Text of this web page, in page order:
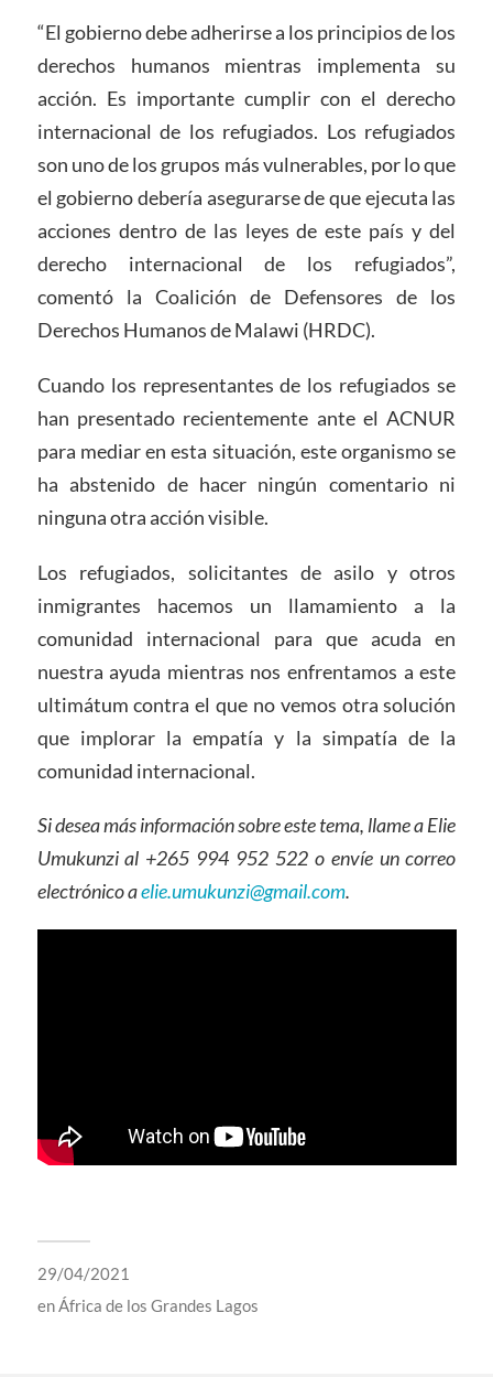
“El gobierno debe adherirse a los principios de los
derechos humanos mientras implementa su
acción. Es importante cumplir con el derecho
internacional de los refugiados. Los refugiados
son uno de los grupos más vulnerables, por lo que
el gobierno debería asegurarse de que ejecuta las
acciones dentro de las leyes de este país y del
derecho internacional de los refugiados”,
comentó la Coalición de Defensores de los
Derechos Humanos de Malawi (HRDC).
Cuando los representantes de los refugiados se
han presentado recientemente ante el ACNUR
para mediar en esta situación, este organismo se
ha abstenido de hacer ningún comentario ni
ninguna otra acción visible.
Los refugiados, solicitantes de asilo y otros
inmigrantes hacemos un llamamiento a la
comunidad internacional para que acuda en
nuestra ayuda mientras nos enfrentamos a este
ultimátum contra el que no vemos otra solución
que implorar la empatía y la simpatía de la
comunidad internacional.
Si desea más información sobre este tema, llame a Elie
Umukunzi al +265 994 952 522 o envíe un correo
electrónico aelie.umukunzi@gmail.com.
29/04/2021
enÁfrica de los Grandes Lagos